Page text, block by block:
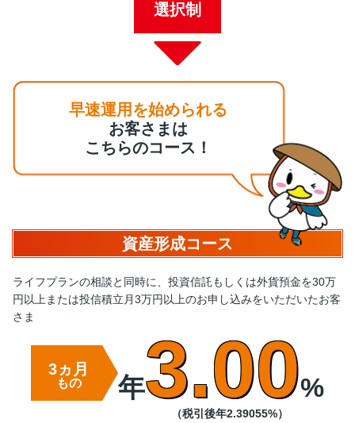
選択制
早速運用を始められる
お客さまは
こちらのコース！
資産形成コース
ライフプランの相談と同時に、投資信託もしくは外貨預金を30万
円以上または投信積立月3万円以上のお申し込みをいただいたお客
さま
3ヵ月
もの 年3.00%
（税引後年2.39055%）